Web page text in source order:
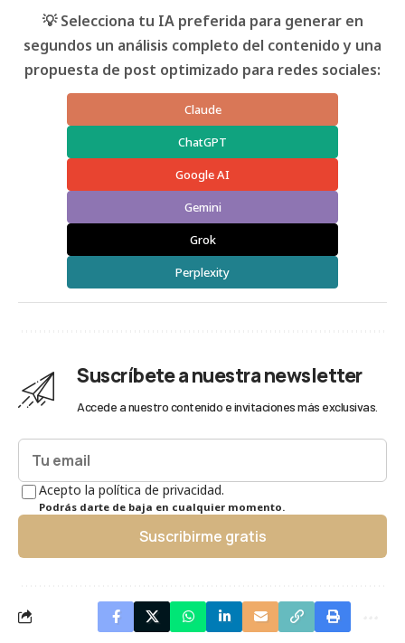
💡 Selecciona tu IA preferida para generar en
segundos un análisis completo del contenido y una
propuesta de post optimizado para redes sociales:
Claude
ChatGPT
Google AI
Gemini
Grok
Perplexity
Suscríbete a nuestra newsletter
Accede a nuestro contenido e invitaciones más exclusivas.
Acepto la política de privacidad.
Podrás darte de baja en cualquier momento.
Suscribirme gratis